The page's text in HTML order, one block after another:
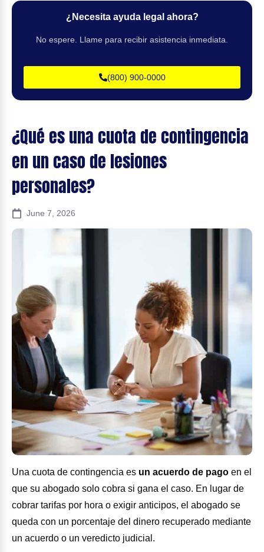
¿Qué es una cuota de contingencia
en un caso de lesiones
personales?
June 7, 2026
Una cuota de contingencia es un acuerdo de pago en el
que su abogado solo cobra si gana el caso. En lugar de
cobrar tarifas por hora o exigir anticipos, el abogado se
queda con un porcentaje del dinero recuperado mediante
un acuerdo o un veredicto judicial.
¿Necesita ayuda legal ahora?
No espere. Llame para recibir asistencia inmediata.
(800) 900-0000